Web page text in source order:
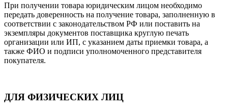
При получении товара юридическим лицом необходимо
передать доверенность на получение товара, заполненную в
соответствии с законодательством РФ или поставить на
экземпляры документов поставщика круглую печать
организации или ИП, с указанием даты приемки товара, а
также ФИО и подписи уполномоченного представителя
покупателя.
ДЛЯ ФИЗИЧЕСКИХ ЛИЦ